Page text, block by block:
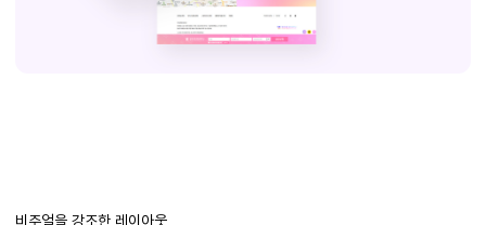
비주얼을 강조한 레이아웃